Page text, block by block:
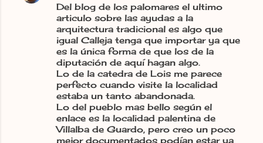
Del blog de los palomares el ultimo
articulo sobre las ayudas a la
arquitectura tradicional es algo que
igual Calleja tenga que importar ya que
es la única forma de que los de la
diputación de aquí hagan algo.
Lo de la catedra de Lois me parece
perfecto cuando visite la localidad
estaba un tanto abandonada.
Lo del pueblo mas bello según el
enlace es la localidad palentina de
Villalba de Guardo, pero creo un poco
mejor documentados podían estar ya